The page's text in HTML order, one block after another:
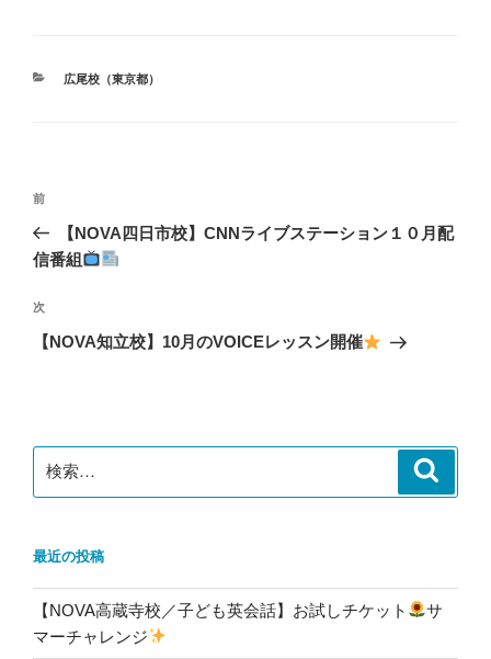
カ
広尾校（東京都）
投
ナ
ゲ
ー
前
の
投
前
【NOVA四日市校】CNNライブステーション１０月配
信番組
次
の
次
【NOVA知立校】10月のVOICEレッスン開催
索:
最近の投稿
【NOVA高蔵寺校／子ども英会話】お試しチケット
サ
マーチャレンジ